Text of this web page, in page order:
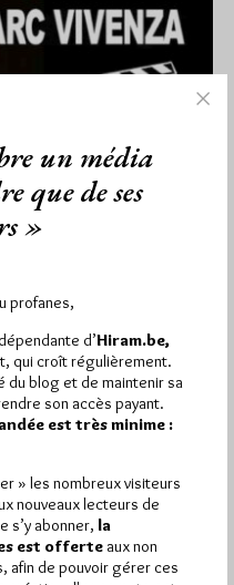
Vivenza
Lu 906 fois
ne se réduit pas à un
9 commentaires
un média
que de ses
»
profanes,
d’Hiram.be,
qui croît régulièrement.
du blog et de maintenir sa
son accès payant.
est très minime :
» les nombreux visiteurs
nouveaux lecteurs de
s’y abonner, la
est offerte aux non
afin de pouvoir gérer ces